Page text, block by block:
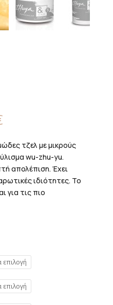
Price
range:
7,00 €
through
26,00 €
τζελ με μικρούς
wu-zhu-yu.
απολέπιση. Έχει
ιδιότητες. Το
για τις πιο